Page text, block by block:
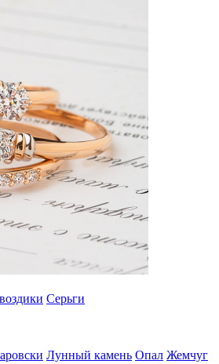
Серьги
Лунный камень Опал Жемчуг